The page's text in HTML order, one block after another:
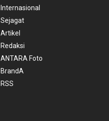
Internasional
Sejagat
Artikel
Redaksi
ANTARA Foto
BrandA
RSS